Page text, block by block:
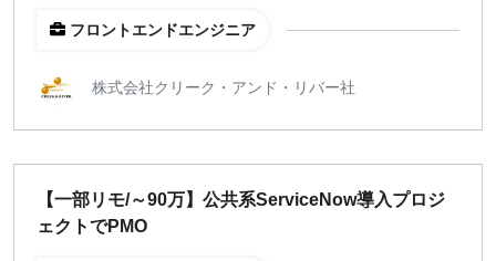
時給
¥2,000 ¥3,000 ¥4,000 ¥5,000〜
フロントエンドエンジニア
株式会社クリーク・アンド・リバー社
【一部リモ/～90万】公共系ServiceNow導入プロジ
ェクトでPMO